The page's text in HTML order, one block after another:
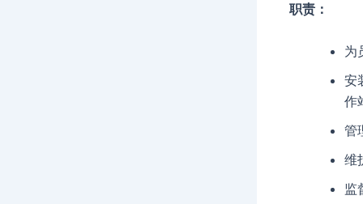
职责：
为
安
作
管
维
监